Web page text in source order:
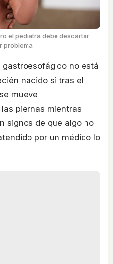
el pediatra debe descartar
problema
no está
nacido si tras el
mueve
piernas mientras
signos de que algo no
por un médico lo